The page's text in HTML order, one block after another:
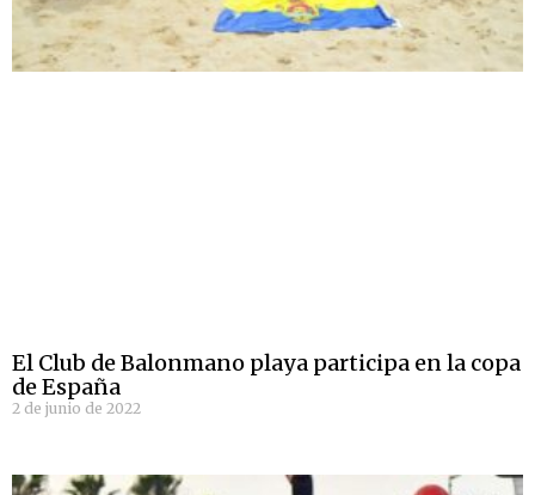
El Club de Balonmano playa participa en la copa
de España
2 de junio de 2022